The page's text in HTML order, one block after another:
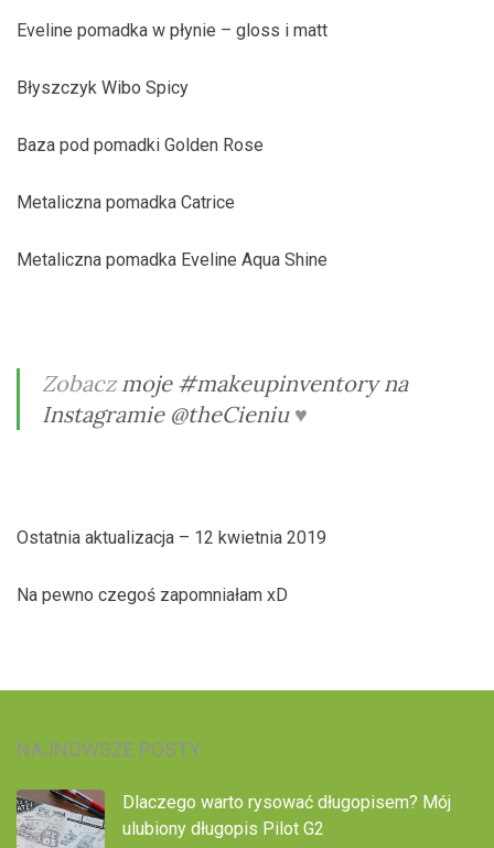
Eveline pomadka w płynie – gloss i matt
Błyszczyk Wibo Spicy
Baza pod pomadki Golden Rose
Metaliczna pomadka Catrice
Metaliczna pomadka Eveline Aqua Shine
Zobaczmoje #makeupinventory na
Instagramie @theCieniu♥
Ostatnia aktualizacja – 12 kwietnia 2019
Na pewno czegoś zapomniałam xD
NAJNOWSZE POSTY
Dlaczego warto rysować długopisem? Mój
ulubiony długopis Pilot G2